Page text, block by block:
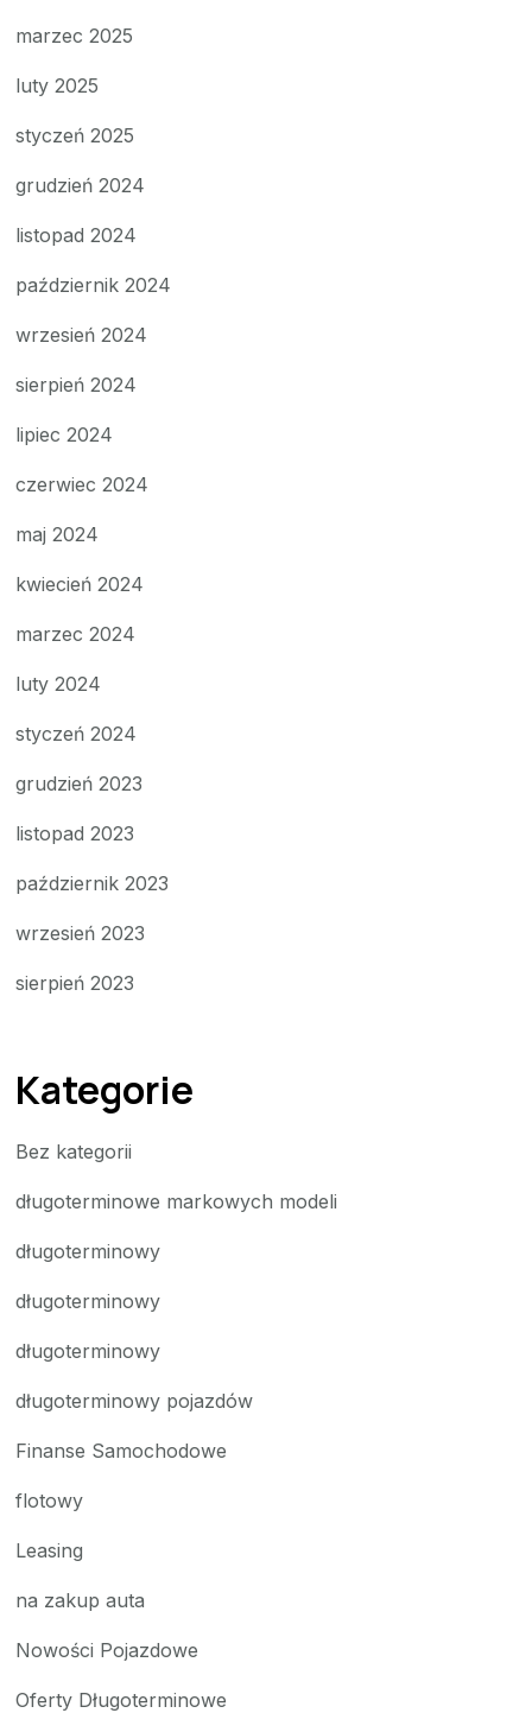
marzec 2025
luty 2025
styczeń 2025
grudzień 2024
listopad 2024
październik 2024
wrzesień 2024
sierpień 2024
lipiec 2024
czerwiec 2024
maj 2024
kwiecień 2024
marzec 2024
luty 2024
styczeń 2024
grudzień 2023
listopad 2023
październik 2023
wrzesień 2023
sierpień 2023
Kategorie
Bez kategorii
długoterminowe markowych modeli
długoterminowy
długoterminowy
długoterminowy
długoterminowy pojazdów
Finanse Samochodowe
flotowy
Leasing
na zakup auta
Nowości Pojazdowe
Oferty Długoterminowe